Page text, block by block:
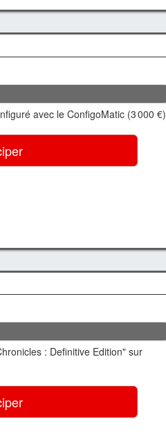
avec le ConfigoMatic (3 000 €)
: Definitive Edition" sur